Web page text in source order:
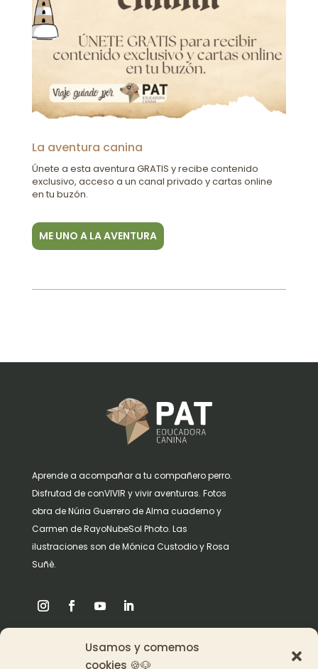
Usamos y comemos
cookies 🍪🐶
La aventura canina
Únete a esta aventura GRATIS y recibe contenido
exclusivo, acceso a un canal privado y cartas online
en tu buzón.
ME UNO A LA AVENTURA
Aprende a acompañar a tu compañero perro.
Disfrutad de conVIVIR y vivir aventuras. Fotos
obra de Núria Guerrero de Alma cuaderno y
Carmen de RayoNubeSol Photo. Las
ilustraciones son de Mónica Custodio y Rosa
Suñè.